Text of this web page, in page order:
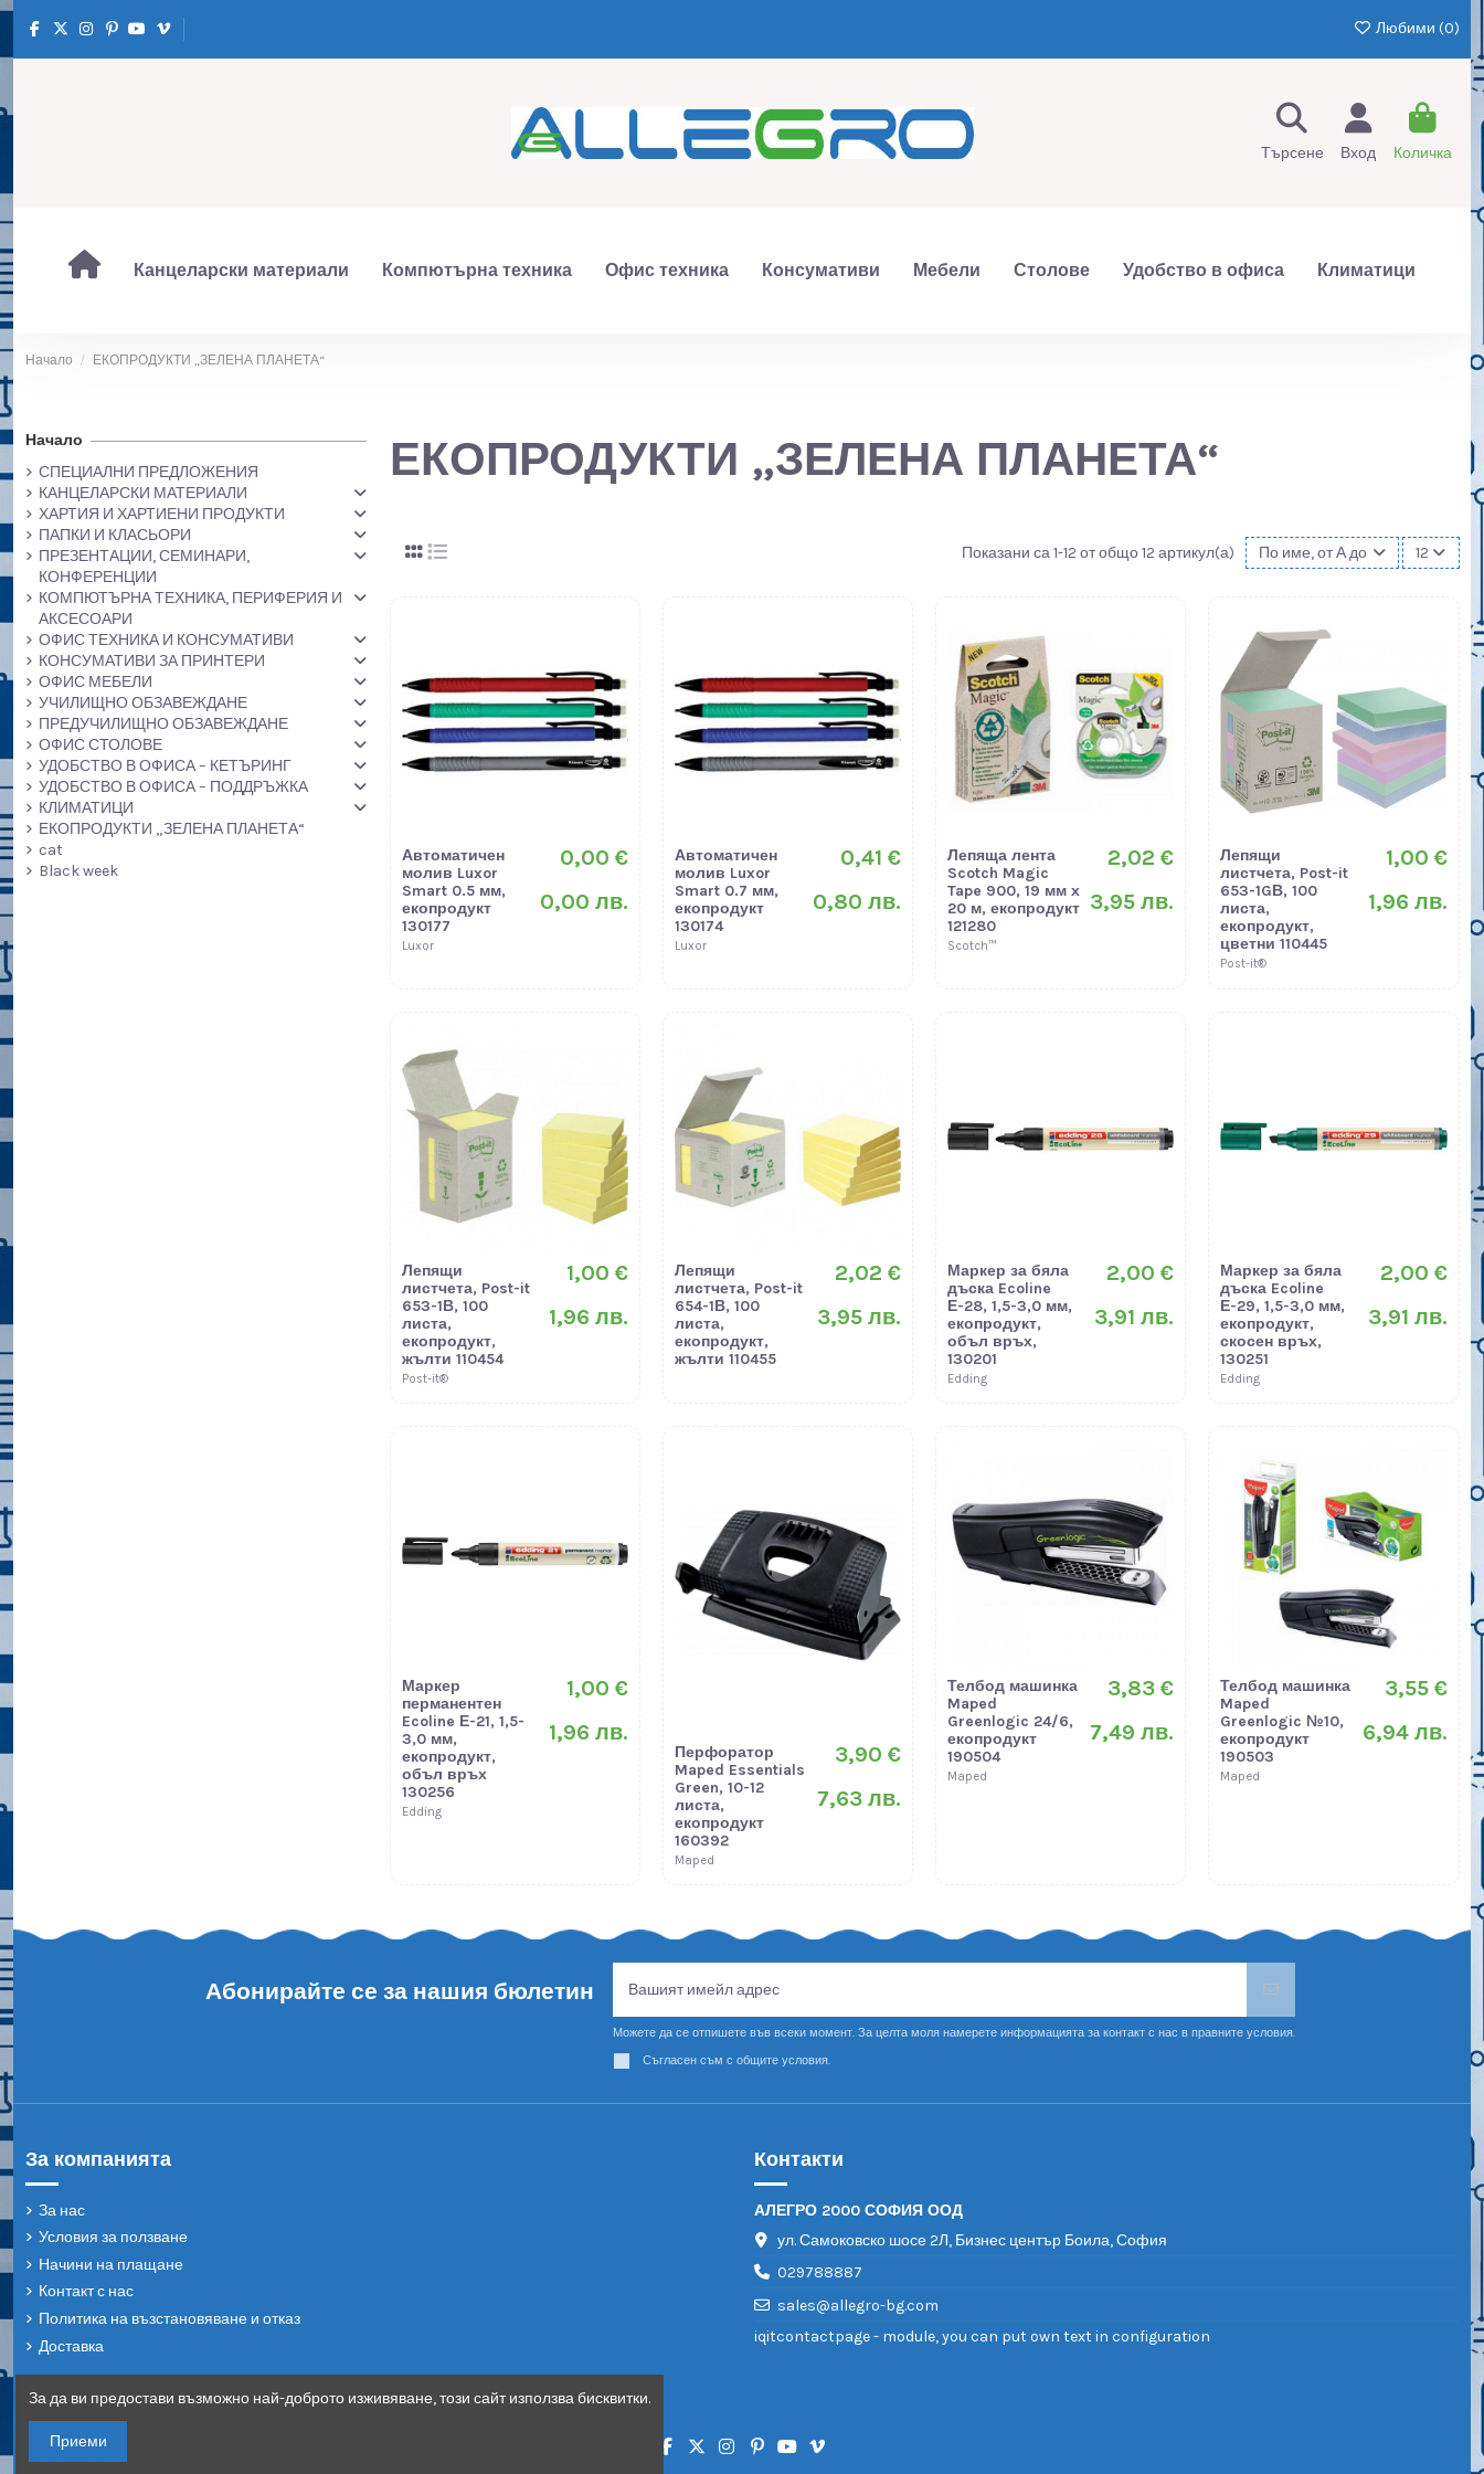
Любими (0)
Търсене Вход Количка
Канцеларски материали Компютърна техника Офис техника Консумативи Мебели Столове Удобство в офиса Климатици
Начало ЕКОПРОДУКТИ „ЗЕЛЕНА ПЛАНЕТА“
ЕКОПРОДУКТИ „ЗЕЛЕНА ПЛАНЕТА“
Показани са 1-12 от общо 12 артикул(а) По име, от А до Я 12
Автоматичен
молив Luxor
Smart 0.5 мм,
екопродукт
130177
Luxor
0,00 €
0,00 лв.
Автоматичен
молив Luxor
Smart 0.7 мм,
екопродукт
130174
Luxor
0,41 €
0,80 лв.
Лепяща лента
Scotch Magic
Tape 900, 19 мм х
20 м, екопродукт
121280
Scotch™
2,02 €
3,95 лв.
Лепящи
листчета, Post-it
653-1GВ, 100
листа,
екопродукт,
цветни 110445
Post-it®
1,00 €
1,96 лв.
Лепящи
листчета, Post-it
653-1В, 100
листа,
екопродукт,
жълти 110454
Post-it®
1,00 €
1,96 лв.
Лепящи
листчета, Post-it
654-1В, 100
листа,
екопродукт,
жълти 110455
2,02 €
3,95 лв.
Маркер за бяла
дъска Ecoline
Е-28, 1,5-3,0 мм,
екопродукт,
объл връх,
130201
Edding
2,00 €
3,91 лв.
Маркер за бяла
дъска Ecoline
Е-29, 1,5-3,0 мм,
екопродукт,
скосен връх,
130251
Edding
2,00 €
3,91 лв.
Маркер
перманентен
Ecoline Е-21, 1,5-
3,0 мм,
екопродукт,
объл връх
130256
Edding
1,00 €
1,96 лв.
Перфоратор
Maped Essentials
Green, 10-12
листа,
екопродукт
160392
Maped
3,90 €
7,63 лв.
Телбод машинка
Maped
Greenlogic 24/6,
екопродукт
190504
Maped
3,83 €
7,49 лв.
Телбод машинка
Maped
Greenlogic №10,
екопродукт
190503
Maped
3,55 €
6,94 лв.
Начало
СПЕЦИАЛНИ ПРЕДЛОЖЕНИЯ
КАНЦЕЛАРСКИ МАТЕРИАЛИ
ХАРТИЯ И ХАРТИЕНИ ПРОДУКТИ
ПАПКИ И КЛАСЬОРИ
ПРЕЗЕНТАЦИИ, СЕМИНАРИ,
КОНФЕРЕНЦИИ
КОМПЮТЪРНА ТЕХНИКА, ПЕРИФЕРИЯ И
АКСЕСОАРИ
ОФИС ТЕХНИКА И КОНСУМАТИВИ
КОНСУМАТИВИ ЗА ПРИНТЕРИ
ОФИС МЕБЕЛИ
УЧИЛИЩНО ОБЗАВЕЖДАНЕ
ПРЕДУЧИЛИЩНО ОБЗАВЕЖДАНЕ
ОФИС СТОЛОВЕ
УДОБСТВО В ОФИСА – КЕТЪРИНГ
УДОБСТВО В ОФИСА – ПОДДРЪЖКА
КЛИМАТИЦИ
ЕКОПРОДУКТИ „ЗЕЛЕНА ПЛАНЕТА“
cat
Black week
Абонирайте се за нашия бюлетин
Можете да се отпишете във всеки момент. За целта моля намерете информацията за контакт с нас в правните условия.
Съгласен съм с общите условия.
За компанията
За нас
Условия за ползване
Начини на плащане
Контакт с нас
Политика на възстановяване и отказ
Доставка
Контакти
АЛЕГРО 2000 СОФИЯ ООД
ул. Самоковско шосе 2Л, Бизнес център Боила, София
029788887
sales@allegro-bg.com
iqitcontactpage - module, you can put own text in configuration
За да ви предостави възможно най-доброто изживяване, този сайт използва бисквитки.
Приеми